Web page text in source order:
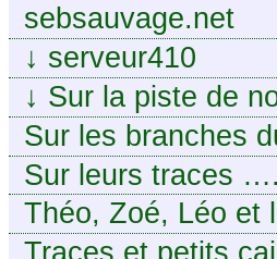
sebsauvage.net
↓ serveur410
↓ Sur la piste de
en Périgord.
Sur les branches
Sur leurs traces ….
Théo, Zoé, Léo et
Traces et petits